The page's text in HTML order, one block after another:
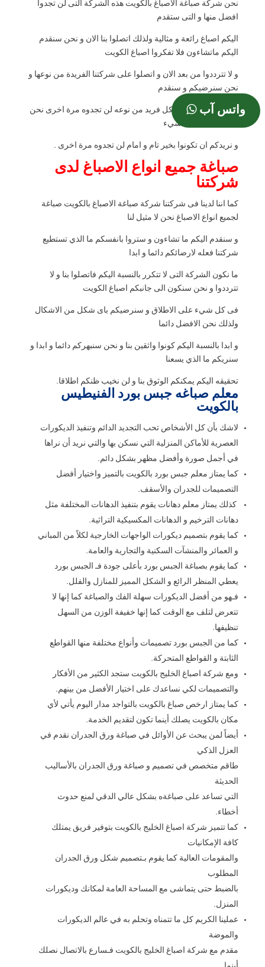
نحن شركة صباغة الاصباغ بالكويت هذه الشركة التى لن تجدوا
افضل منها و التى ستقدم
اليكم اصباغ رائعة و مثالية ولذلك اتصلوا بنا الان و نحن سنقدم
اليكم ماتشاءون فلا تفكروا اصباغ الكويت
و لا تترددوا من بعد الان و اتصلوا على شركتنا الفريدة من نوعها و
نحن سنرضيكم و سنقدم
اليكم ما تشاءون بشكل فريد من نوعه لن تجدوه مرة اخرى نحن
لا مثيل لنا فى اى شيء
و نريدكم ان تكونوا بخير تام و امام لن تجدوه مرة اخرى .
صباغة جميع انواع الاصباغ لدى
شركتنا
كما اننا لدينا فى شركتنا شركة صباغة الاصباغ بالكويت صباغة
لجميع انواع الاصباغ نحن لا مثيل لنا
و سنقدم اليكم ما تشاءون و ستروا بانفسكم ما الذي تستطيع
شركتنا فعله لارضائكم دائما و ابدا
ما نكون الشركة التى لا تتكرر بالنسبة اليكم فاتصلوا بنا و لا
تترددوا و نحن سنكون الى جانبكم اصباغ الكويت
فى كل شيء على الاطلاق و سنرضيكم باى شكل من الاشكال
ولذلك نحن الافضل دائما
و ابدا بالنسبة اليكم كونوا واثقين بنا و نحن سنبهركم دائما و ابدا و
سنريكم ما الذي يسعنا
تحقيقه اليكم يمكنكم الوثوق بنا و لن نخيب ظنكم اطلاقا.
معلم صباغه جبس بورد الفنيطيس
بالكويت
لاشك بأن كل الأشخاص تحب التجديد الدائم وتنفيذ الديكورات
العصرية للأماكن المنزلية التي نسكن بها والتي نريد أن نراها
في أجمل صورة وأفضل مظهر بشكل دائم.
كما يمتاز معلم جبس بورد بالكويت بالتميز واختيار أفضل
التصميمات للجدران والأسقف.
كذلك يمتاز معلم دهانات يقوم بتنفيذ الدهانات المختلفة مثل
دهانات الترخيم و الدهانات المكسيكية التراثية.
كما يقوم بتصميم ديكورات الواجهات الخارجية لكلاً من المباني
و العمائر والمنشآت السكنية والتجارية والعامة.
كما يقوم بصباغة الجبس بورد بأعلى جودة فـ الجبس بورد
يعطي المنظر الرائع و الشكل المميز للمنازل والفلل.
فـهو من أفضل الديكورات سهلة الفك والصباغة كما إنها لا
تتعرض لتلف مع الوقت كما إنها خفيفة الوزن من السهل
تنظيفها.
كما من الجبس بورد تصميمات وأنواع مختلفة منها القواطع
الثابتة و القواطع المتحركة.
ومع شركة اصباغ الخليج بالكويت ستجد الكثير من الأفكار
والتصميمات لكي نساعدك على اختيار الأفضل من بينهم.
كما يمتاز ارخص صباغ بالكويت بالتواجد مدار اليوم يأتي لأي
مكان بالكويت يصلك أينما تكون لتقديم الخدمة.
أيضاً لمن يبحث عن الأوائل في صباغة ورق الجدران نقدم في
العزل الذكي
طاقم متخصص في تصميم و صباغة ورق الجدران بالأساليب
الحديثة
التي تساعد على صباغةه بشكل عالي الدقي لمنع حدوث
أخطاء.
كما تتميز شركة اصباغ الخليج بالكويت بتوفير فريق يمتلك
كافة الإمكانيات
والمقومات العالية كما يقوم بـتصميم شكل ورق الجدران
المطلوب
بالضبط حتى يتماشى مع المساحة العامة لمكانك وديكورات
المنزل.
عملينا الكريم كل ما تتمناه وتحلم به في عالم الديكورات
والموضة
مقدم مع شركة اصباغ الخليج بالكويت فـسارع بالاتصال نصلك
واتس آب